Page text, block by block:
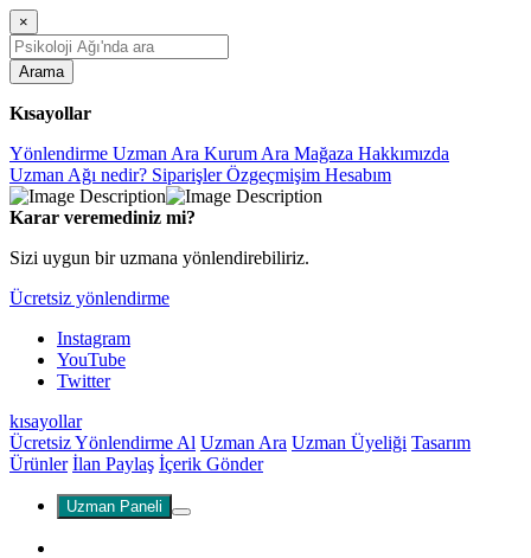
×
Arama
Kısayollar
Yönlendirme Uzman Ara Kurum Ara Mağaza Hakkımızda
Uzman Ağı nedir? SiparişlerÖzgeçmişim Hesabım
Karar veremediniz mi?
Sizi uygun bir uzmana yönlendirebiliriz.
Ücretsiz yönlendirme
Instagram
YouTube
Twitter
kısayollar
Ücretsiz Yönlendirme Al Uzman Ara Uzman Üyeliği Tasarım
Ürünler İlan Paylaş İçerik Gönder
Uzman Paneli